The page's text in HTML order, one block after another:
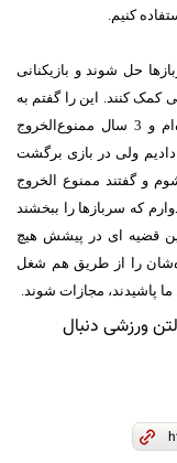
کنیم.
حل شوند و بازیکنانی
کمک کنند. این را گفتم به
این دلیل که خودم طعم تلخ این قضیه را چشیده‌ام و 3 سال ممنوع‌الخروج
ولی در بازی برگشت
و گفتند ممنوع الخروج
برگشت را 4 ـ 1 باخت. امیدوارم که سربازها را ببخشند
قضیه ای در پیشش هیچ
را از طریق هم شغل
ما پاشیدند، مجازات شوند.
ورزشی دنبال